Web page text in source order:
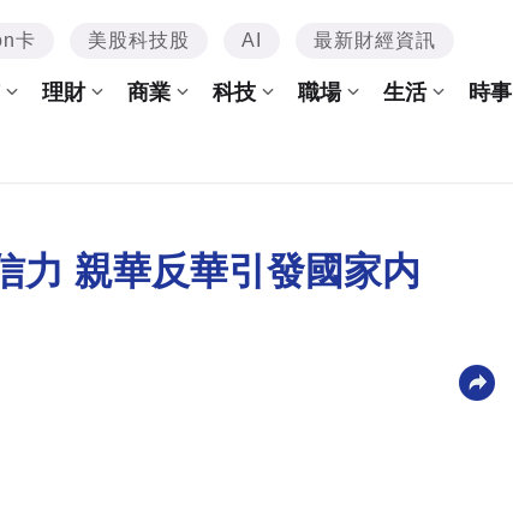
卡 美股科技股 AI 最新財經資訊
理財 商業 科技 職場 生活 時事
力 親華反華引發國家内